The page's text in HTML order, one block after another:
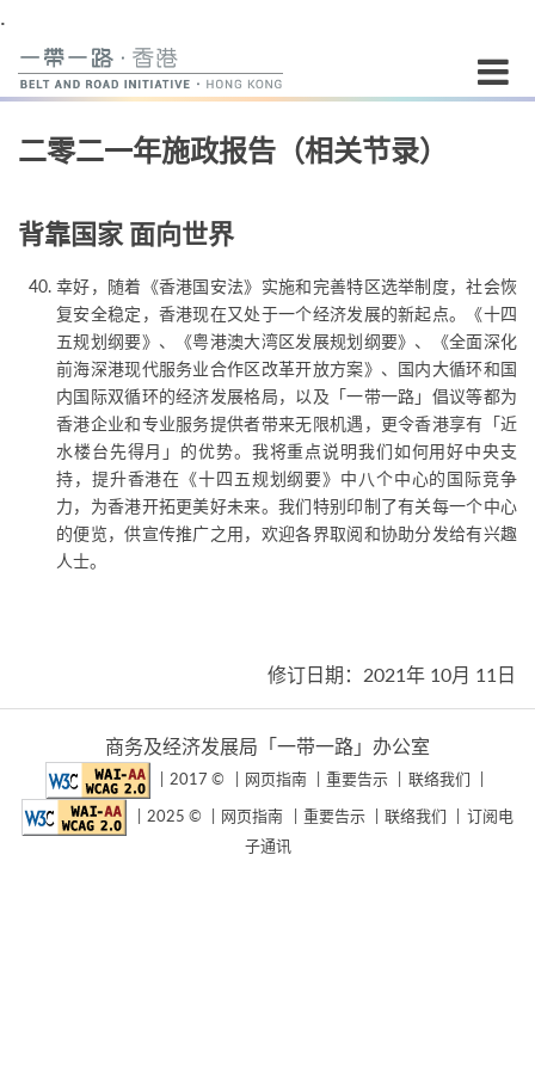
.
始
容
二零二一年施政报告（相关节录）
背靠国家 面向世界
幸好，随着《香港国安法》实施和完善特区选举制度，社会恢
复安全稳定，香港现在又处于一个经济发展的新起点。《十四
五规划纲要》、《粤港澳大湾区发展规划纲要》、《全面深化
前海深港现代服务业合作区改革开放方案》、国内大循环和国
内国际双循环的经济发展格局，以及「一带一路」倡议等都为
香港企业和专业服务提供者带来无限机遇，更令香港享有「近
水楼台先得月」的优势。我将重点说明我们如何用好中央支
持，提升香港在《十四五规划纲要》中八个中心的国际竞争
力，为香港开拓更美好未来。我们特别印制了有关每一个中心
的便览，供宣传推广之用，欢迎各界取阅和协助分发给有兴趣
人士。
修订日期：2021年 10月 11日
商务及经济发展局「一带一路」办公室
2017 © 网页指南 重要告示 联络我们
2025 © 网页指南 重要告示 联络我们
订阅电
子通讯